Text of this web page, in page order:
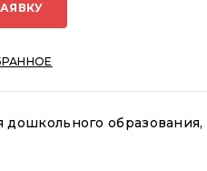
дошкольного образования,